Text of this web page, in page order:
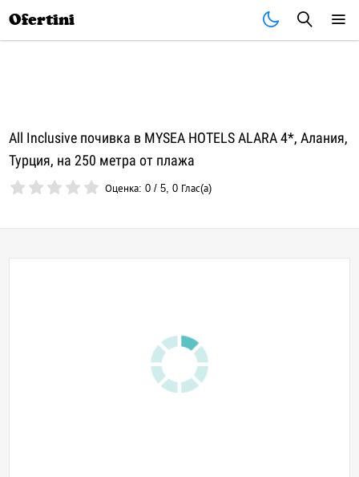
Ofertini
All Inclusive почивка в MYSEA HOTELS ALARA 4*, Алания,
Турция, на 250 метра от плажа
Оценка:0 /5,0 Глас(а)